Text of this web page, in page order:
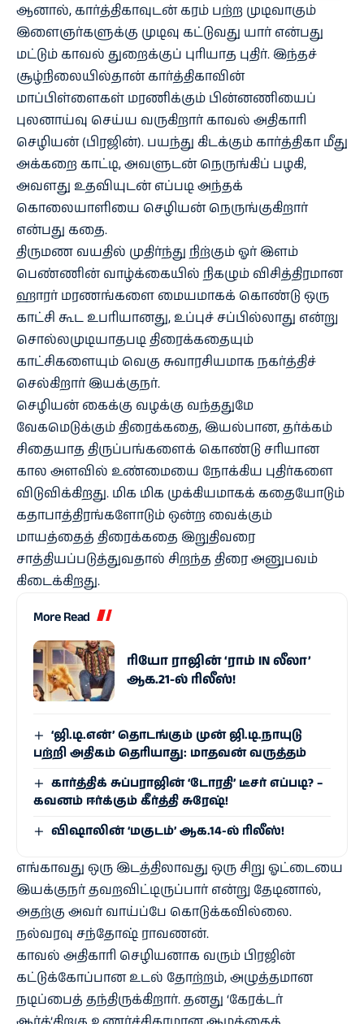
ஆனால், கார்த்திகாவுடன் கரம் பற்ற முடிவாகும்
இளைஞர்களுக்கு முடிவு கட்டுவது யார் என்பது
மட்டும் காவல் துறைக்குப் புரியாத புதிர். இந்தச்
சூழ்நிலையில்தான் கார்த்திகாவின்
மாப்பிள்ளைகள் மரணிக்கும் பின்னணியைப்
புலனாய்வு செய்ய வருகிறார் காவல் அதிகாரி
செழியன் (பிரஜின்). பயந்து கிடக்கும் கார்த்திகா மீது
அக்கறை காட்டி, அவளுடன் நெருங்கிப் பழகி,
அவளது உதவியுடன் எப்படி அந்தக்
கொலையாளியை செழியன் நெருங்குகிறார்
என்பது கதை.
திருமண வயதில் முதிர்ந்து நிற்கும் ஓர் இளம்
பெண்ணின் வாழ்க்கையில் நிகழும் விசித்திரமான
ஹாரர் மரணங்களை மையமாகக் கொண்டு ஒரு
காட்சி கூட உபரியானது, உப்புச் சப்பில்லாது என்று
சொல்லமுடியாதபடி திரைக்கதையும்
காட்சிகளையும் வெகு சுவாரசியமாக நகர்த்திச்
செல்கிறார் இயக்குநர்.
செழியன் கைக்கு வழக்கு வந்ததுமே
வேகமெடுக்கும் திரைக்கதை, இயல்பான, தர்க்கம்
சிதையாத திருப்பங்களைக் கொண்டு சரியான
கால அளவில் உண்மையை நோக்கிய புதிர்களை
விடுவிக்கிறது. மிக மிக முக்கியமாகக் கதையோடும்
கதாபாத்திரங்களோடும் ஒன்ற வைக்கும்
மாயத்தைத் திரைக்கதை இறுதிவரை
சாத்தியப்படுத்துவதால் சிறந்த திரை அனுபவம்
கிடைக்கிறது.
More Read
ரியோ ராஜின் ‘ராம் IN லீலா’
ஆக.21-ல் ரிலீஸ்!
‘ஜி.டி.என்’ தொடங்கும் முன் ஜி.டி.நாயுடு
பற்றி அதிகம் தெரியாது: மாதவன் வருத்தம்
கார்த்திக் சுப்பராஜின் ‘டோரதி’ டீசர் எப்படி? –
கவனம் ஈர்க்கும் கீர்த்தி சுரேஷ்!
விஷாலின் ‘மகுடம்’ ஆக.14-ல் ரிலீஸ்!
எங்காவது ஒரு இடத்திலாவது ஒரு சிறு ஓட்டையை
இயக்குநர் தவறவிட்டிருப்பார் என்று தேடினால்,
அதற்கு அவர் வாய்ப்பே கொடுக்கவில்லை.
நல்வரவு சந்தோஷ் ராவணன்.
காவல் அதிகாரி செழியனாக வரும் பிரஜின்
கட்டுக்கோப்பான உடல் தோற்றம், அழுத்தமான
நடிப்பைத் தந்திருக்கிறார். தனது ‘கேரக்டர்